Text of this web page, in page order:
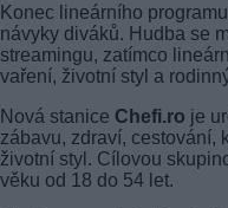
Konec lineárního programu
návyky diváků. Hudba se
streamingu, zatímco
vaření, životní styl a
Nová stanice Chefi.ro je
zábavu, zdraví, cestování,
životní styl. Cílovou
věku od 18 do 54 let.